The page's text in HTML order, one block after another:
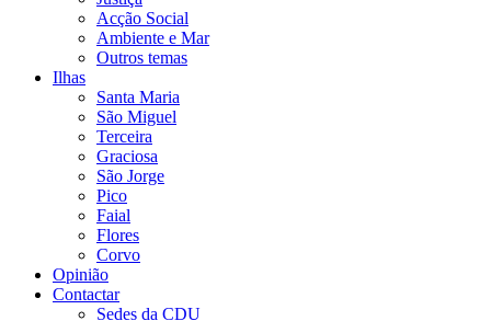
Acção Social
Ambiente e Mar
Outros temas
Ilhas
Santa Maria
São Miguel
Terceira
Graciosa
São Jorge
Pico
Faial
Flores
Corvo
Opinião
Contactar
Sedes da CDU